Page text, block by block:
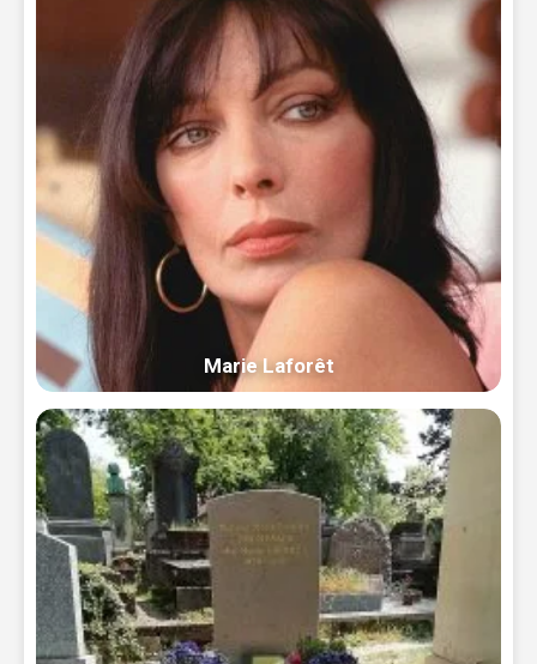
Marie Laforêt